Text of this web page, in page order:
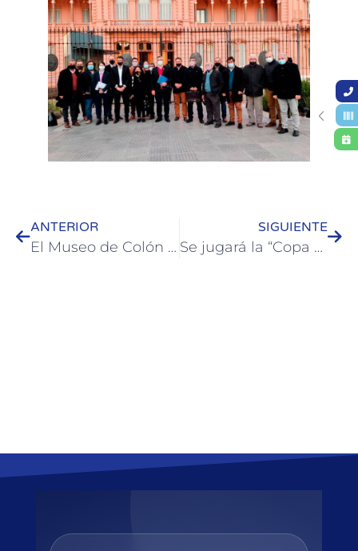
ANTERIOR
El Museo de Colón abre una muestra temporaria de juguetes antiguos
SIGUIENTE
Se jugará la “Copa Ciudad de Colón” en dos jornadas televisadas